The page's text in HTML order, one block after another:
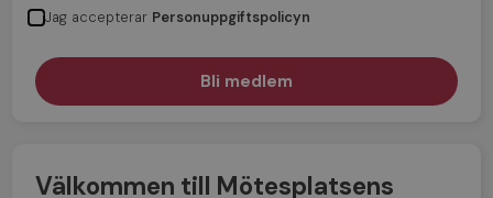
Jag accepterar Personuppgiftspolicyn
Välkommen till Mötesplatsens